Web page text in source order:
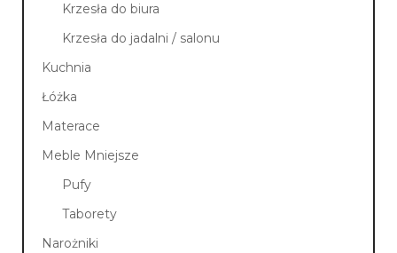
Krzesła do biura
Krzesła do jadalni / salonu
Kuchnia
Łóżka
Materace
Meble Mniejsze
Pufy
Taborety
Narożniki